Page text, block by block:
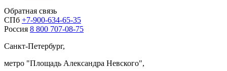
Обратная связь
СПб +7-900-634-65-35
Россия 8 800 707-08-75
Санкт-Петербург,
метро "Площадь Александра Невского",